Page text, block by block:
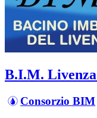
B.I.M.
Consorzio BIM